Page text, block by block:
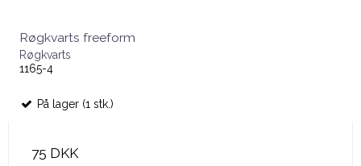
Røgkvarts freeform
Røgkvarts
1165-4
På lager (1 stk.)
75 DKK